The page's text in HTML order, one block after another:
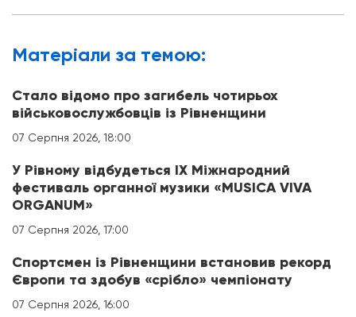
Матерiали за темою:
Стало відомо про загибель чотирьох
військовослужбовців із Рівненщини
07 Серпня 2026, 18:00
У Рівному відбудеться IX Міжнародний
фестиваль органної музики «MUSICA VIVA
ORGANUM»
07 Серпня 2026, 17:00
Спортсмен із Рівненщини встановив рекорд
Європи та здобув «срібло» чемпіонату
07 Серпня 2026, 16:00